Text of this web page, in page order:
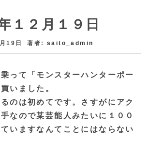
１２月１９日
19日 著者:saito_admin
って「モンスターハンターポー
いました。
るのは初めてです。さすがにアク
なので某芸能人みたいに１００
いますなんてことにはならない